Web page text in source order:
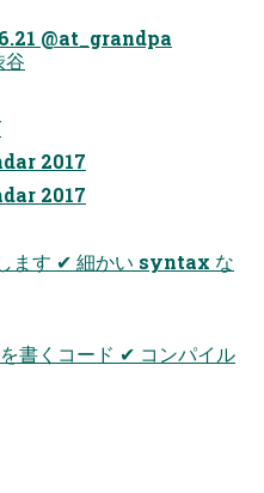
@at_grandpa
2017
2017
ます ✔ 細かい syntax な
書くコード ✔ コンパイル